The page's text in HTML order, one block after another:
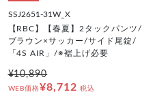
SSJ2651-31W_X
【RBC】【春夏】2タックパンツ/
ブラウン×サッカー/サイド尾錠/
「4S AIR」/※裾上げ必要
¥10,890
WEB価格¥8,712 税込